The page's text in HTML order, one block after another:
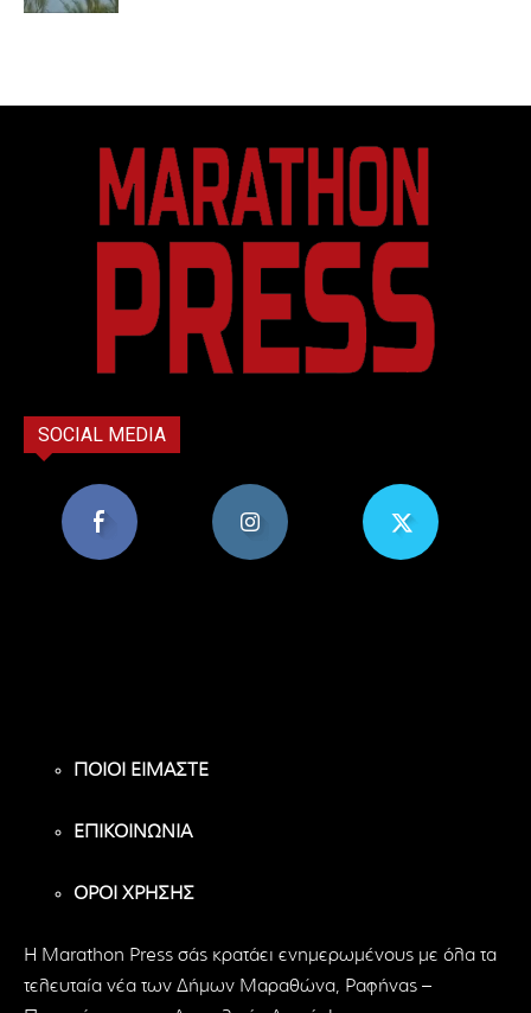
SOCIAL MEDIA
ΠΟΙΟΙ ΕΙΜΑΣΤΕ
ΕΠΙΚΟΙΝΩΝΙΑ
ΟΡΟΙ ΧΡΗΣΗΣ
H Marathon Press σάς κρατάει ενημερωμένους με όλα τα
τελευταία νέα των Δήμων Μαραθώνα, Ραφήνας –